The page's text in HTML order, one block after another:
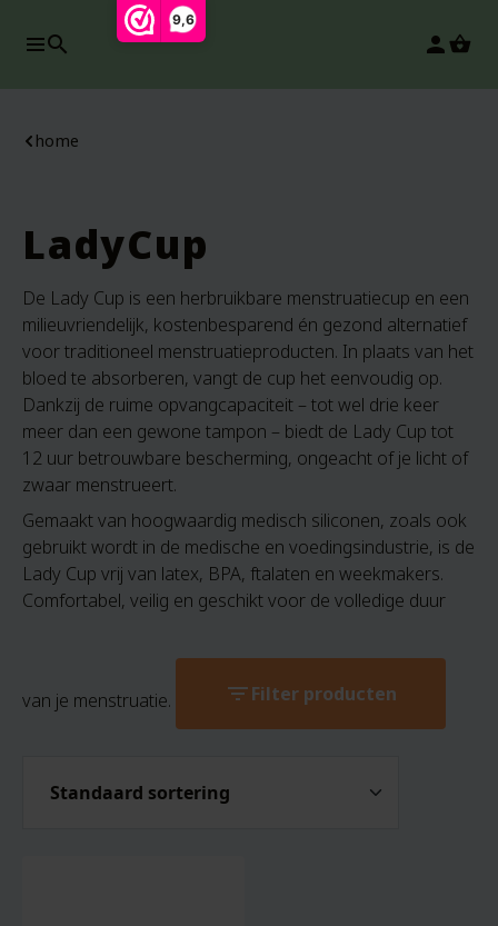
9,6
search person
home
LadyCup
De Lady Cup is een herbruikbare menstruatiecup en een
milieuvriendelijk, kostenbesparend én gezond alternatief
voor traditioneel menstruatieproducten. In plaats van het
bloed te absorberen, vangt de cup het eenvoudig op.
Dankzij de ruime opvangcapaciteit – tot wel drie keer
meer dan een gewone tampon – biedt de Lady Cup tot
12 uur betrouwbare bescherming, ongeacht of je licht of
zwaar menstrueert.
Gemaakt van hoogwaardig medisch siliconen, zoals ook
gebruikt wordt in de medische en voedingsindustrie, is de
Lady Cup vrij van latex, BPA, ftalaten en weekmakers.
Comfortabel, veilig en geschikt voor de volledige duur
van je menstruatie. filter_listFilter producten